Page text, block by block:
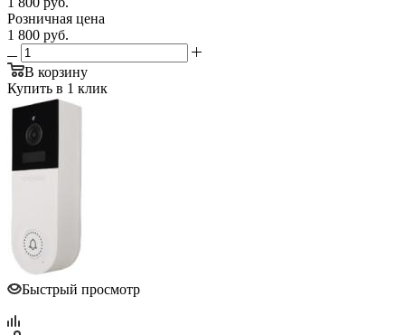
Розничная цена
1 800 руб.
В корзину
Купить в 1 клик
Быстрый просмотр